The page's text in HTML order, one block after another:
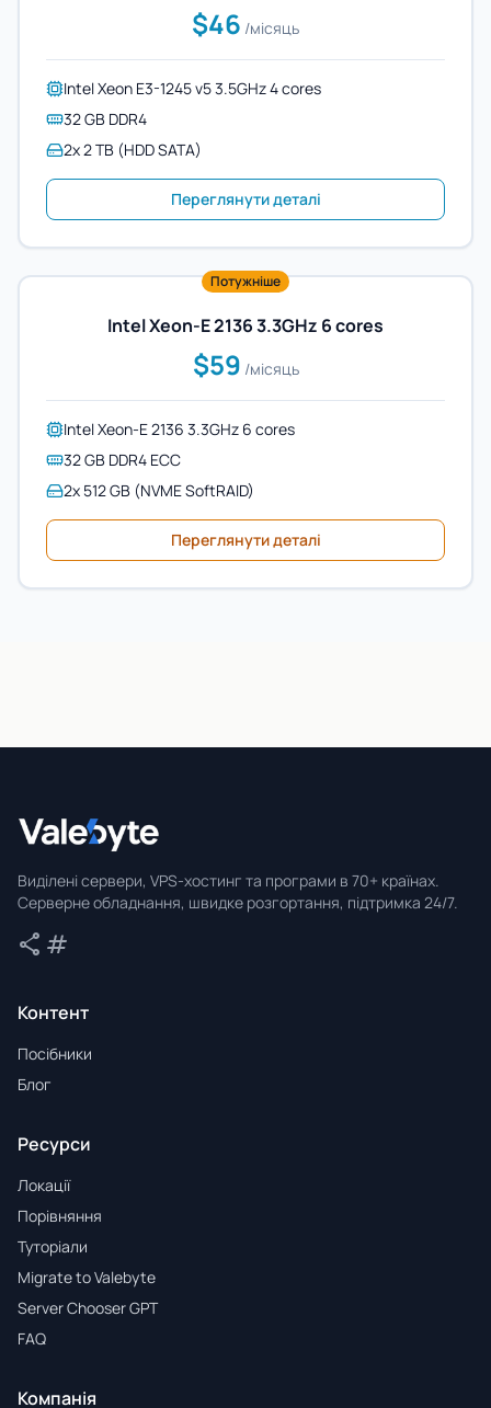
$46 /місяць
Intel Xeon E3-1245 v5 3.5GHz 4 cores
32 GB DDR4
2x 2 TB (HDD SATA)
Переглянути деталі
Потужніше
Intel Xeon-E 2136 3.3GHz 6 cores
$59 /місяць
Intel Xeon-E 2136 3.3GHz 6 cores
32 GB DDR4 ECC
2x 512 GB (NVME SoftRAID)
Переглянути деталі
Виділені сервери, VPS-хостинг та програми в 70+ країнах.
Серверне обладнання, швидке розгортання, підтримка 24/7.
share Поділитися
tag
Контент
Посібники
Блог
Ресурси
Локації
Порівняння
Туторіали
Migrate to Valebyte
Server Chooser GPT
FAQ
Компанія